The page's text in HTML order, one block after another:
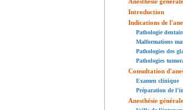
Introduction
Indications de
Pathologie
Malformations
Pathologies des
Pathologies
Consultation
Examen clinique
Préparation de
Anesthésie